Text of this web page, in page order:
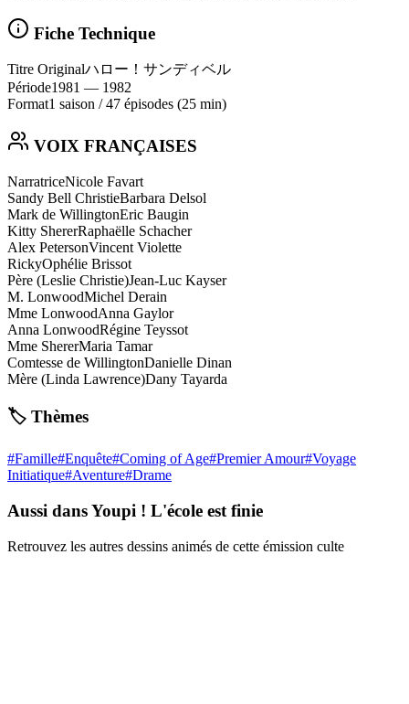
Fiche Technique
Titre Originalハロー！サンディベル
Période1981 — 1982
Format1 saison /47 épisodes (25 min)
VOIX FRANÇAISES
NarratriceNicole Favart
Sandy Bell ChristieBarbara Delsol
Mark de WillingtonEric Baugin
Kitty ShererRaphaëlle Schacher
Alex PetersonVincent Violette
RickyOphélie Brissot
Père (Leslie Christie)Jean-Luc Kayser
M. LonwoodMichel Derain
Mme LonwoodAnna Gaylor
Anna LonwoodRégine Teyssot
Mme ShererMaria Tamar
Comtesse de WillingtonDanielle Dinan
Mère (Linda Lawrence)Dany Tayarda
🏷️ Thèmes
#Famille#Enquête#Coming of Age#Premier Amour#Voyage
Initiatique#Aventure#Drame
Aussi dans Youpi ! L'école est finie
Retrouvez les autres dessins animés de cette émission culte